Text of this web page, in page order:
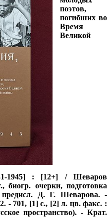
поэтов,
погибших во
Время
Великой
1945] : [12+] / Шеваров
биогр. очерки, подготовка
предисл. Д. Г. Шеварова. -
- 701, [1] с., [2] л. цв. факс. :
пространство). - Крат.